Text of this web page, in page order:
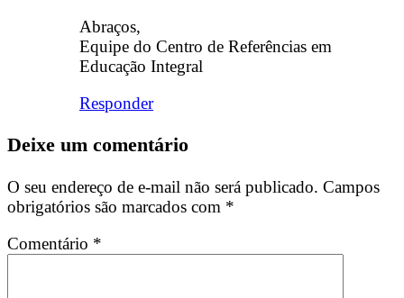
Abraços,
Equipe do Centro de Referências em
Educação Integral
Responder
Deixe um comentário
O seu endereço de e-mail não será publicado. Campos
obrigatórios são marcados com *
Comentário *